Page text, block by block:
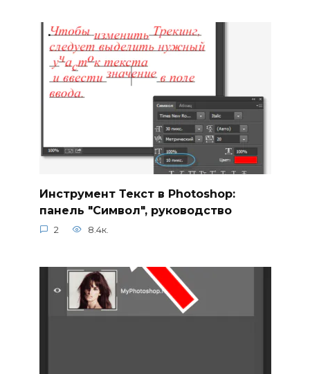
Инструмент Текст в Photoshop:
панель "Символ", руководство
2 8.4к.